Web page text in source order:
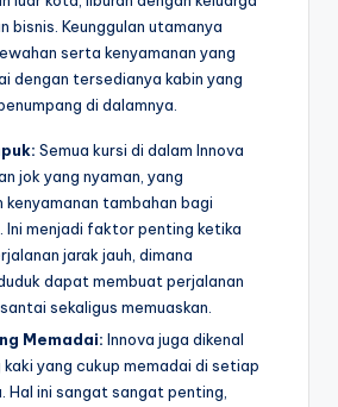
bisnis. Keunggulan utamanya
serta kenyamanan yang
dengan tersedianya kabin yang
di dalamnya.
Semua kursi di dalam Innova
jok yang nyaman, yang
kenyamanan tambahan bagi
Ini menjadi faktor penting ketika
jarak jauh, dimana
dapat membuat perjalanan
sekaligus memuaskan.
Memadai: Innova juga dikenal
kaki yang cukup memadai di setiap
Hal ini sangat sangat penting,